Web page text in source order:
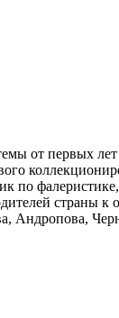
от первых
по
страны